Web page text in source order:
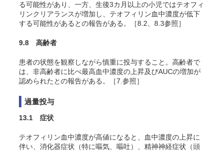
る可能性があり、一方、生後3カ月以上の小児ではテオフィ
リンクリアランスが増加し、テオフィリン血中濃度が低下
する可能性があるとの報告がある。［8.2、8.3参照］
9.8 高齢者
患者の状態を観察しながら慎重に投与すること。高齢者で
は、非高齢者に比べ最高血中濃度の上昇及びAUCの増加が
認められたとの報告がある。［7.参照］
過量投与
13.1 症状
テオフィリン血中濃度が高値になると、血中濃度の上昇に
伴い、消化器症状（特に嘔気、嘔吐）、精神神経症状（頭